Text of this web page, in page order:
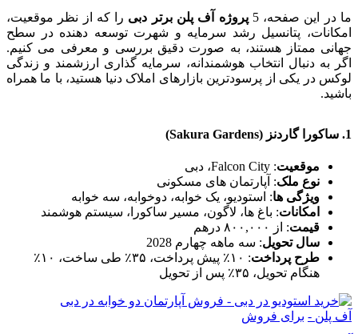
ما در این صفحه، 5 پروژه آف پلن برتر دبی را که از نظر موقعیت،
امکانات، پتانسیل رشد سرمایه و شهرت توسعه دهنده در سطح
جهانی ممتاز هستند، به صورت دقیق بررسی و معرفی می کنیم.
اگر به دنبال انتخاب هوشمندانه، سرمایه گذاری ارزشمند و زندگی
لوکس در یکی از پرسودترین بازارهای املاک دنیا هستید، با ما همراه
باشید.
1. ساکورا گاردنز (Sakura Gardens)
موقعیت: Falcon City، دبی
نوع ملک: آپارتمان های مسکونی
ویژگی ها: استودیو، یک خوابه، دوخوابه، سه خوابه
امکانات: باغ ها، لاگون، مسیر ساکورا، سیستم هوشمند
قیمت: از ۸۰۰,۰۰۰ درهم
سال تحویل: سه ماهه چهارم 2028
طرح پرداخت
: ۱۰٪ پیش پرداخت، ۳۵٪ طی ساخت، ۱۰٪
هنگام تحویل، ۳۵٪ پس از تحویل
آف پلن - برای فروش